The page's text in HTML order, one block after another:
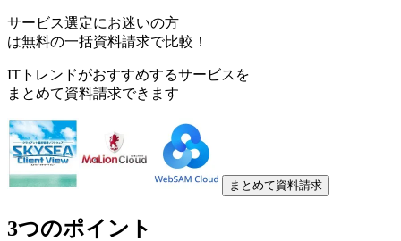
サービス選定にお迷いの方
は無料の一括資料請求で比較！
ITトレンドがおすすめするサービスを
まとめて資料請求できます
まとめて資料請求
3つのポイント